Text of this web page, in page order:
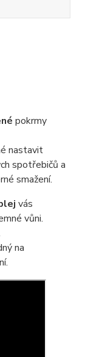
pokrmy
nastavit
spotřebičů a
smažení.
vás
vůni.
na